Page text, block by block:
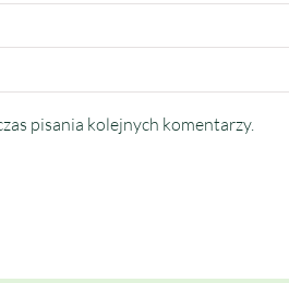
pisania kolejnych komentarzy.